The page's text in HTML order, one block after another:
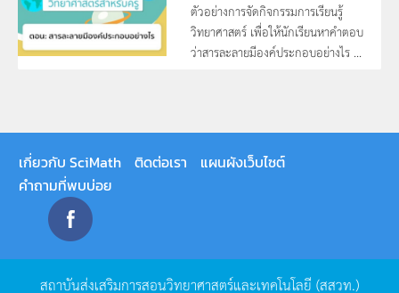
ตัวอย่างการจัดกิจกรรมการเรียนรู้
วิทยาศาสตร์ เพื่อให้นักเรียนหาคำตอบ
ว่าสารละลายมีองค์ประกอบอย่างไร ...
เกี่ยวกับ SciMath ติดต่อเรา
แผนผังเว็บไซต์
คำถามที่พบบ่อย
สถาบันส่งเสริมการสอนวิทยาศาสตร์และเทคโนโลยี (สสวท.)